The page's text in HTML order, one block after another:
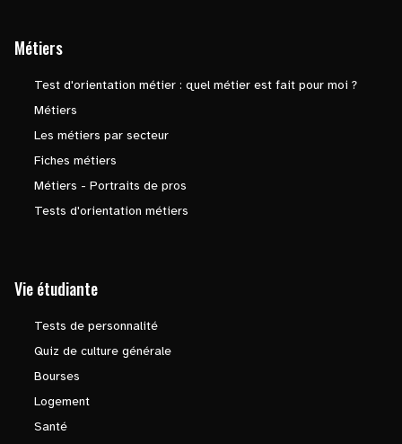
Métiers
Test d'orientation métier : quel métier est fait pour moi ?
Métiers
Les métiers par secteur
Fiches métiers
Métiers - Portraits de pros
Tests d'orientation métiers
Vie étudiante
Tests de personnalité
Quiz de culture générale
Bourses
Logement
Santé